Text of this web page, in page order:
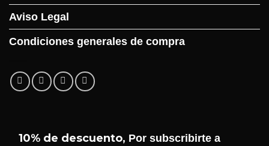
Aviso Legal
Condiciones generales de compra
10% de descuento, Por subscribirte a